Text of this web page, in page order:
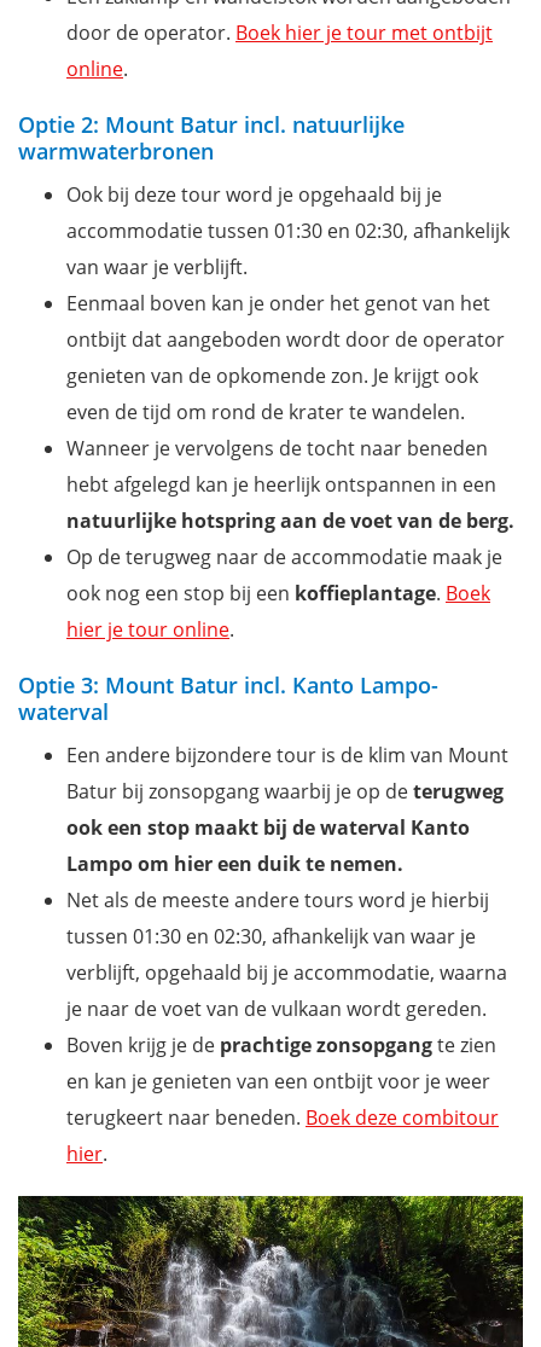
door de operator. Boek hier je tour met ontbijt
online.
Optie 2: Mount Batur incl. natuurlijke
warmwaterbronen
Ook bij deze tour word je opgehaald bij je
accommodatie tussen 01:30 en 02:30, afhankelijk
van waar je verblijft.
Eenmaal boven kan je onder het genot van het
ontbijt dat aangeboden wordt door de operator
genieten van de opkomende zon. Je krijgt ook
even de tijd om rond de krater te wandelen.
Wanneer je vervolgens de tocht naar beneden
hebt afgelegd kan je heerlijk ontspannen in een
natuurlijke hotspring aan de voet van de berg.
Op de terugweg naar de accommodatie maak je
ook nog een stop bij een koffieplantage. Boek
hier je tour online.
Optie 3: Mount Batur incl. Kanto Lampo-
waterval
Een andere bijzondere tour is de klim van Mount
Batur bij zonsopgang waarbij je op deterugweg
ook een stop maakt bij de waterval Kanto
Lampo om hier een duik te nemen.
Net als de meeste andere tours word je hierbij
tussen 01:30 en 02:30, afhankelijk van waar je
verblijft, opgehaald bij je accommodatie, waarna
je naar de voet van de vulkaan wordt gereden.
Boven krijg je de prachtige zonsopgangte zien
en kan je genieten van een ontbijt voor je weer
terugkeert naar beneden. Boek deze combitour
hier.